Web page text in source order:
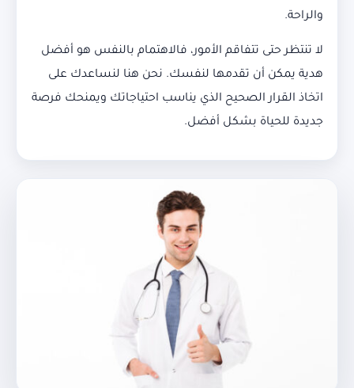
والراحة.
لا تنتظر حتى تتفاقم الأمور، فالاهتمام بالنفس هو أفضل
هدية يمكن أن تقدمها لنفسك. نحن هنا لنساعدك على
اتخاذ القرار الصحيح الذي يناسب احتياجاتك ويمنحك فرصة
جديدة للحياة بشكل أفضل.